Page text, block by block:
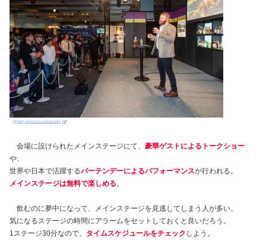
http://tokyobarshow.com/index.html
会場に設けられたメインステージにて、 豪華ゲストによるトークショー
や、
世界や日本で活躍するバーテンデーによるパフォーマンスが行われる。
メインステージは無料で楽しめる。
飲むのに夢中になって、メインステージを見逃してしまう人が多い。
気になるステージの時間にアラームをセットしておくと良いだろう。
1ステージ30分なので、 タイムスケジュールをチェック しよう。